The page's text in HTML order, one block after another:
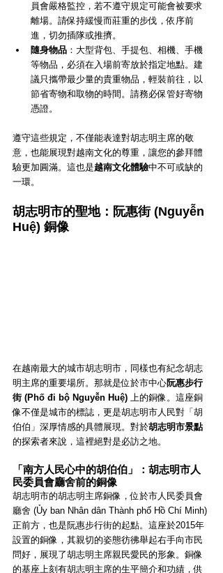
員會嚴格監控，若不遵守規定可能會被要求
離場。請保持緩慢而莊重的步伐，依序前
進，切勿插隊或推擠。
隨身物品 ：大型背包、手提包、相機、手機
等物品，必須在入場前寄放於指定地點。建
議只攜帶最少量的貴重物品，輕裝前往，以
節省寄物和取物的時間。請務必保管好寄物
憑證。
遵守這些規定，不僅能表達對胡志明主席的敬
意，也能展現對越南文化的尊重，讓您的參拜體
驗更加圓滿。這也是越南文化體驗中不可或缺的
一環。
胡志明市的聖地：阮惠街 (Nguyễn
Huệ) 銅像
在越南最大的城市胡志明市，同樣也有紀念胡志
明主席的重要場所。那就是位於市中心阮惠步行
街 (Phố đi bộ Nguyễn Huệ) 上的銅像。這座銅
像不僅是城市的標誌，更是胡志明市人民對「胡
伯伯」深厚情感的具體展現。對於胡志明市景點
的探索者來說，這裡絕對是必訪之地。
「南方人民心中的胡伯伯」：胡志明市人
民委員會廳舍前的銅像
胡志明市的胡志明主席銅像，位於市人民委員會
廳舍 (Ủy ban Nhân dân Thành phố Hồ Chí Minh)
正前方，也是阮惠步行街的起點。這座於2015年
設置的銅像，其親切的姿態彷彿舉起右手向市民
問好，展現了胡志明主席親民愛民的形象。銅像
的基座上刻有胡志明主席的生平簡介和功績，供